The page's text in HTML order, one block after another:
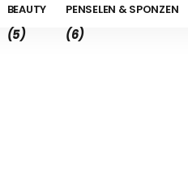
BEAUTY
(5)
PENSELEN & SPONZEN
(6)